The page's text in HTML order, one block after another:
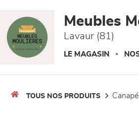
Meubles
Lavaur (81)
LE MAGASIN
TOUS NOS PRODUITS